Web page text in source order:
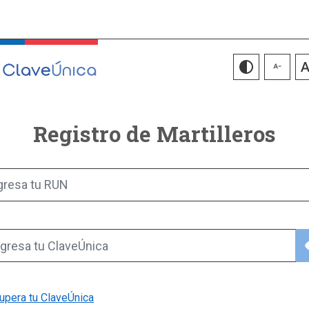
Registro de Martilleros
tu RUN
tu ClaveÚnica
tu ClaveÚnica